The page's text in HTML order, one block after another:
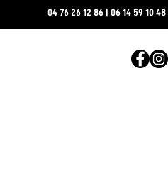
04 76 26 12 86 | 06 14 59 10 48